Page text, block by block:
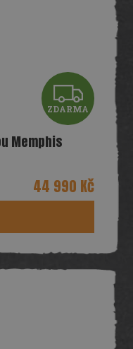
Z
D
R
A
ZDARMA
Memphis
44 990 Kč